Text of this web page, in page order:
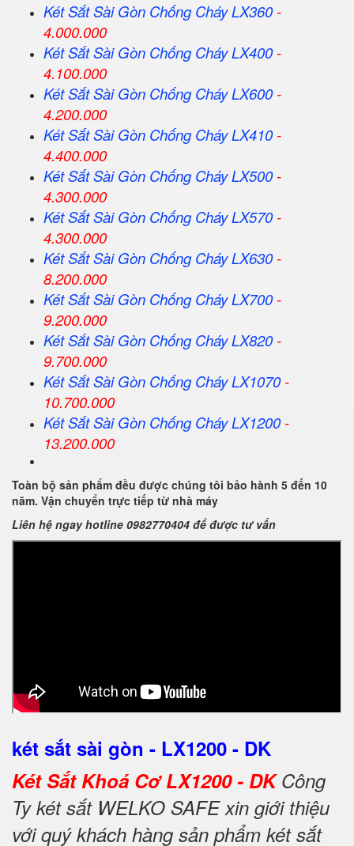
Két Sắt Sài Gòn Chống Cháy LX360-
4.000.000
Két SắtSài Gòn Chống Cháy LX400-
4.100.000
Két SắtSài Gòn Chống Cháy LX600-
4.200.000
Két SắtSài Gòn Chống Cháy LX410-
4.400.000
Két SắtSài Gòn Chống Cháy LX500-
4.300.000
Két SắtSài Gòn Chống Cháy LX570-
4.300.000
Két SắtSài Gòn Chống Cháy LX630-
8.200.000
Két SắtSài Gòn Chống Cháy LX700-
9.200.000
Két SắtSài Gòn Chống Cháy LX820-
9.700.000
Két SắtSài Gòn Chống Cháy LX1070-
10.700.000
Két SắtSài Gòn Chống Cháy LX1200-
13.200.000
Toàn bộ sản phẩm đều được chúng tôi bảo hành 5 đến 10
năm. Vận chuyển trực tiếp từ nhà máy
Liên hệ ngay hotline 0982770404 để được tư vấn
két sắt sài gòn - LX1200 - DK
Két Sắt Khoá Cơ LX1200 - DKCông
Ty két sắt WELKO SAFE xin giới thiệu
với quý khách hàng sản phẩm két sắt